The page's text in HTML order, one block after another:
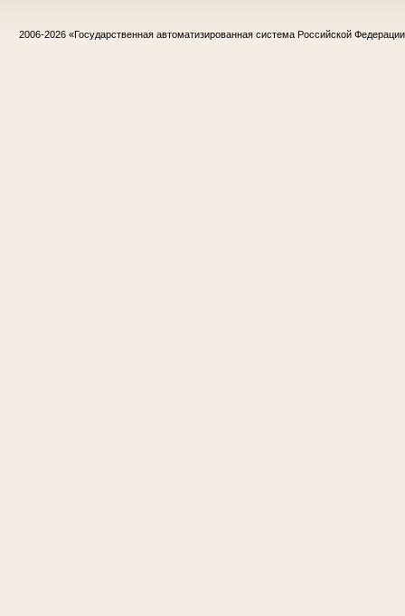
2006-2026 «Государственная автоматизированная система Российской